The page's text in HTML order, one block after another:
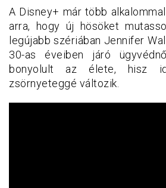
A Disney+ már több
arra, hogy új hösöket
legújabb szériában Jennifer
30-as éveiben járó
bonyolult az élete, hisz
zsörnyeteggé változik.